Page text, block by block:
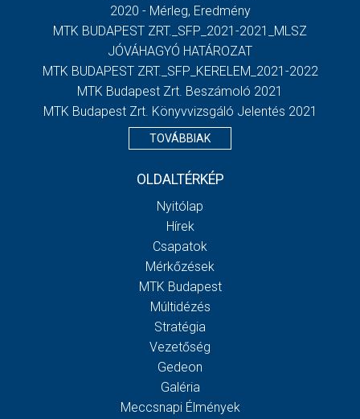
2020 - Mérleg, Eredmény
MTK BUDAPEST ZRT._SFP_2021-2021_MLSZ
JÓVÁHAGYÓ HATÁROZAT
MTK BUDAPEST ZRT._SFP_KERELEM_2021-2022
MTK Budapest Zrt. Beszámoló 2021
MTK Budapest Zrt. Könyvvizsgáló Jelentés 2021
TOVÁBBIAK
OLDALTÉRKÉP
Nyitólap
Hírek
Csapatok
Mérkőzések
MTK Budapest
Múltidézés
Stratégia
Vezetőség
Gedeon
Galéria
Meccsnapi Élmények